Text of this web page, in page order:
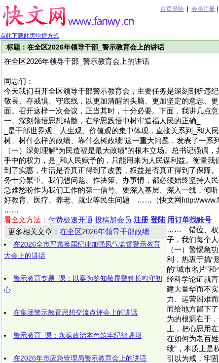
首页登陆| 会员注册|
点此下载此页快捷方式
标题：在全区2026年领导干部_警示教育会上的讲话
在全区2026年领导干部_警示教育会上的讲话
同志们：
今天我们召开全区领导干部警示教育会，主要任务是深刻剖析违
敬畏、存戒惧、守底线，以更加清醒的头脑、更加坚定的意志、
面。召开这样一次会议，正当其时，十分必要。下面，我讲几点意
一、深刻领悟思想精髓，在学思践悟中树牢造福人民的正确_
_是干部世界观、人生观、价值观的集中体现，直接关系到_和人
树、树什么样的政绩、靠什么树政绩”这一重大问题，发表了一系
（一）深刻理解“为民造福是最大政绩”的根本立场。总书记强调
手中的权力，是_和人民赋予的，只能用来为人民谋利益。衡量
到了实惠，生活是否真正得到了改善，权益是否真正得到了保障
务十分繁重。我们想问题、作决策、办事情，都必须始终坚持人
急难愁盼作为我们工作的第一信号。要深入基层、深入一线，倾
好教育、医疗、养老、就业等民生问题 ……（快文网http://
……
看全文方法： 付费极速开通 投稿加会员 注册 登陆 用订单找账号
……
更多相关文章： 在全区2026年领导干部政绩
在2026全市严肃换届纪律加强风气监督警示教育
大会上的讲话
警示教育专题_课：以案为鉴知敬畏警钟长鸣守初
心
在集团警示教育思想交流点评会上的讲话
警示教育_课：永葆政治本色筑牢纪律堤坝
在2026年市应急管理局警示教育会上的讲话
错位、
子，我们每个
（一）警惕急
利，热衷于搞“
的“城市名片”
经科学论证就
建大量华而不
力、运营困难
而给地方留下
为的根源在于
上，把心思用
在如何为老百
绩”，本质上是
引以为戒，牢